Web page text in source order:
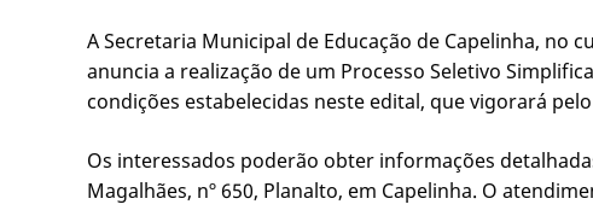
A Secretaria Municipal de Educação de Capelinha,
anuncia a realização de um Processo Seletivo
condições estabelecidas neste edital, que vigorará
Os interessados poderão obter informações
Magalhães, nº 650, Planalto, em Capelinha. O